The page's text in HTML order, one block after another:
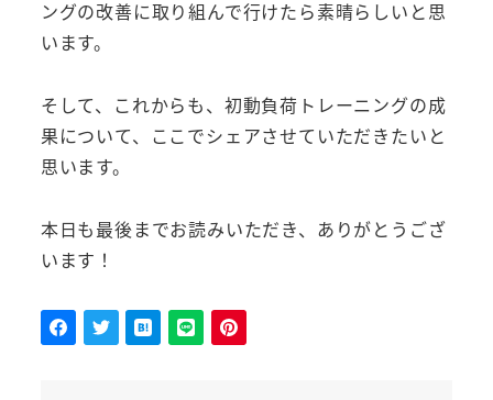
ングの改善に取り組んで行けたら素晴らしいと思
います。
そして、これからも、初動負荷トレーニングの成
果について、ここでシェアさせていただきたいと
思います。
本日も最後までお読みいただき、ありがとうござ
います！